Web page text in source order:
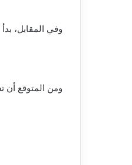
وفي المقابل،
ومن المتوقع أن